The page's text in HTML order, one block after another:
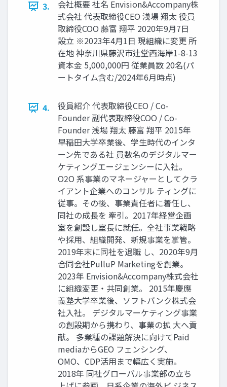
3.
会社概要 社名 Envision&Accompany株
式会社 代表取締役CEO 浅場 翔太 役員
取締役COO 藤富 翔平 2020年9月7日
設立 ※2023年4月1日 現組織に変更 所
在地 神奈川県藤沢市辻堂西海岸1-8-13
資本金 5,000,000円 従業員数 20名(パ
ートタイム含む/2024年6月時点)
4.
役員紹介 代表取締役CEO / Co-
Founder 副代表取締役COO / Co-
Founder 浅場 翔太 藤富 翔平 2015年
早稲田大学卒業後、学生時代のインタ
ーン先である社 員数名のデジタルマー
ケティングエージェンシーに入社。
O2O 系事業のマネージャーとしてクラ
イアント企業へのコンサル ティングに
従事。その後、事業責任者に着任し、
同社の成長を 牽引。2017年経営企画
室を創設し室長に就任。全社事業戦略
や採用、組織開発、新規事業を掌管。
2019年末に同社を退職 し、2020年9月
合同会社PulluP Marketingを創業。
2023年 Envision&Accompany株式会社
に組織変更・共同創業。 2015年慶應
義塾大学卒業後、ソフトバンク株式会
社入社。 デジタルマーケティング事業
の創設期から携わり、事業の拡 大へ貢
献。 多業種の課題解決に向けてPaid
mediaからGEO フェンシング、
OMO、CDP活用まで幅広く実施。
2018年 同社グローバル事業部の立ち